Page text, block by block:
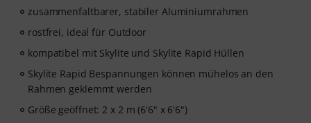
zusammenfaltbarer, stabiler Aluminiumrahmen
rostfrei, ideal für Outdoor
kompatibel mit Skylite und Skylite Rapid Hüllen
Skylite Rapid Bespannungen können mühelos an den
Rahmen geklemmt werden
Größe geöffnet: 2 x 2 m (6'6" x 6'6")